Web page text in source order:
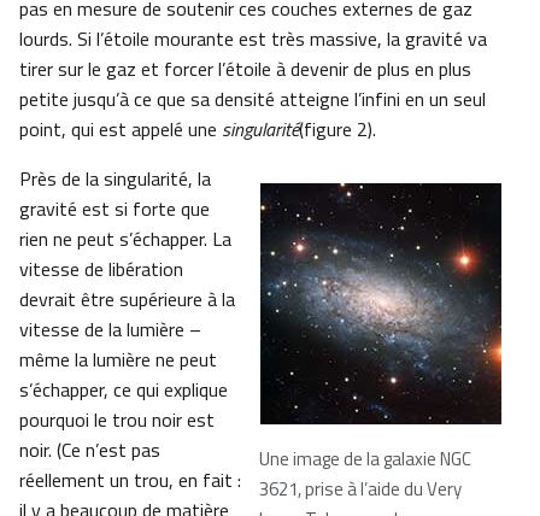
pas en mesure de soutenir ces couches externes de gaz
lourds. Si l’étoile mourante est très massive, la gravité va
tirer sur le gaz et forcer l’étoile à devenir de plus en plus
petite jusqu’à ce que sa densité atteigne l’infini en un seul
point, qui est appelé une singularité(figure 2).
Une image de la galaxie NGC
3621, prise à l’aide du Very
Près de la singularité, la
gravité est si forte que
rien ne peut s’échapper. La
vitesse de libération
devrait être supérieure à la
vitesse de la lumière –
même la lumière ne peut
s’échapper, ce qui explique
pourquoi le trou noir est
noir. (Ce n’est pas
réellement un trou, en fait :
il y a beaucoup de matière